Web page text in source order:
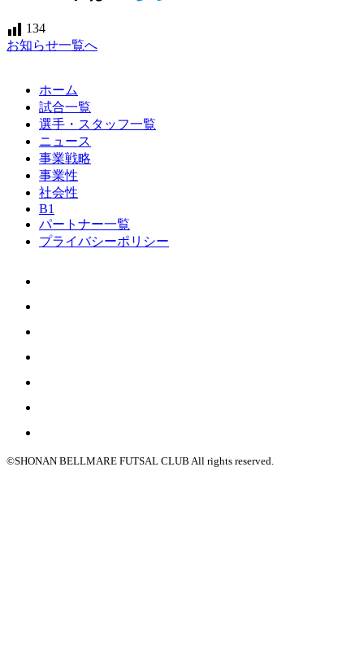
134
お知らせ一覧へ
ホーム
試合一覧
選手・スタッフ一覧
ニュース
事業戦略
事業性
社会性
B1
パートナー一覧
プライバシーポリシー
©SHONAN BELLMARE FUTSAL CLUB All rights reserved.